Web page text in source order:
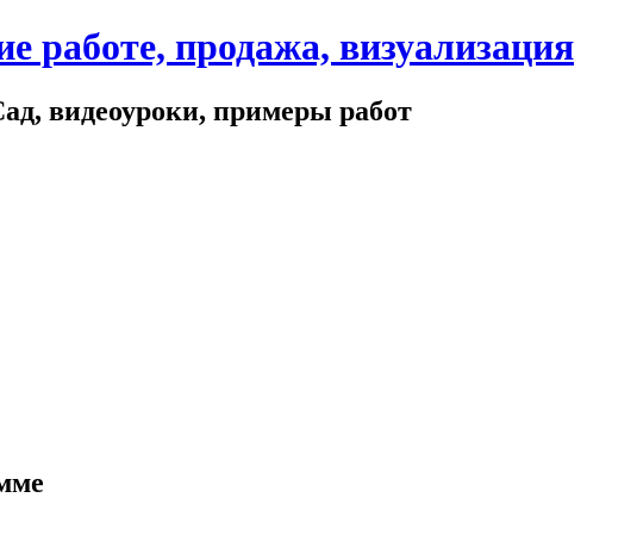
работе, продажа, визуализация
видеоуроки, примеры работ